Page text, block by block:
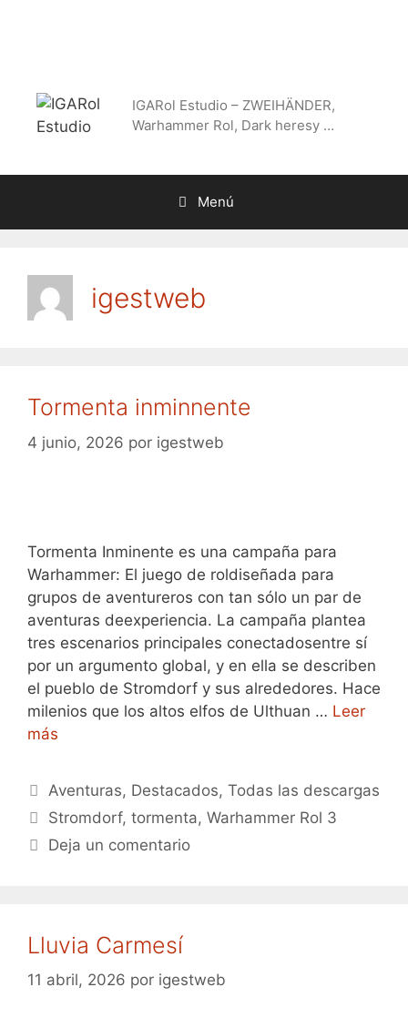
IGARol Estudio – ZWEIHÄNDER,
Warhammer Rol, Dark heresy …
Menú
igestweb
Tormenta inminnente
4 junio, 2026 por igestweb
Tormenta Inminente es una campaña para
Warhammer: El juego de roldiseñada para
grupos de aventureros con tan sólo un par de
aventuras deexperiencia. La campaña plantea
tres escenarios principales conectadosentre sí
por un argumento global, y en ella se describen
el pueblo de Stromdorf y sus alrededores. Hace
milenios que los altos elfos de Ulthuan … Leer
más
Categorías
Aventuras, Destacados,Todas las descargas
Etiquetas
Stromdorf,tormenta,Warhammer Rol 3
Deja un comentario
Lluvia Carmesí
11 abril, 2026 por igestweb